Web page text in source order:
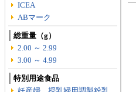
ICEA
ABマーク
総重量（g）
2.00 ～ 2.99
3.00 ～ 4.99
特別用途食品